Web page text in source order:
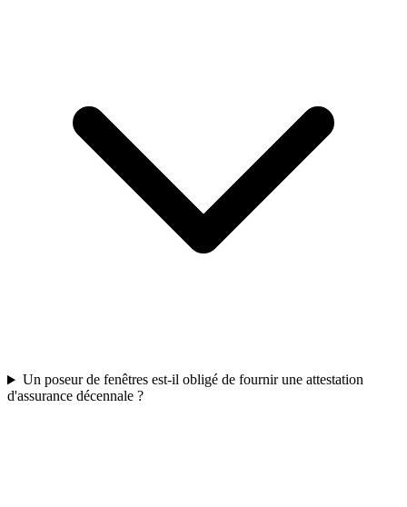
Un poseur de fenêtres est-il obligé de fournir une attestation
d'assurance décennale ?